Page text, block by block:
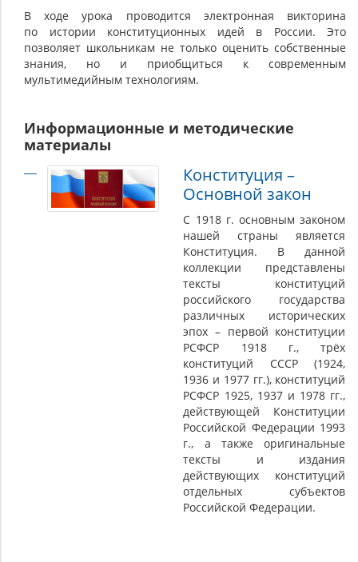
В ходе урока проводится электронная викторина
по истории конституционных идей в России. Это
позволяет школьникам не только оценить собственные
знания, но и приобщиться к современным
мультимедийным технологиям.
Информационные и методические
материалы
Конституция –
Основной закон
С 1918 г. основным законом
нашей страны является
Конституция. В данной
коллекции представлены
тексты конституций
российского государства
различных исторических
эпох – первой конституции
РСФСР 1918 г., трёх
конституций СССР (1924,
1936 и 1977 гг.), конституций
РСФСР 1925, 1937 и 1978 гг.,
действующей Конституции
Российской Федерации 1993
г., а также оригинальные
тексты и издания
действующих конституций
отдельных субъектов
Российской Федерации.